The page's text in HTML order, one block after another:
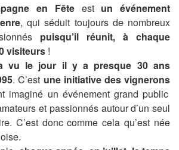
en Fêteest un événement
, qui séduit toujours de nombreux
puisqu’il réunit, à chaque
visiteurs !
vu le jour il y a presque 30 ans
. C’est une initiative des vignerons
imaginé un événement grand public
et passionnés autour d’un seul
C’est donc comme cela qu’est née